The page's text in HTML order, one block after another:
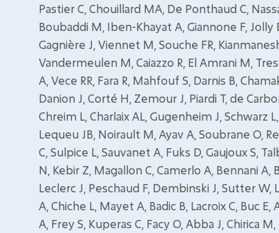
Pastier C, Chouillard MA, De Ponthaud C,
Boubaddi M, Iben-Khayat A, Giannone F, Jolly
Gagnière J, Viennet M, Souche FR,
Vandermeulen M, Caiazzo R, El Amrani M,
A, Vece RR, Fara R, Mahfouf S, Darnis B,
Danion J, Corté H, Zemour J, Piardi T, de
Chreim L, Charlaix AL, Gugenheim J, Schwarz
Lequeu JB, Noirault M, Ayav A, Soubrane O,
C, Sulpice L, Sauvanet A, Fuks D, Gaujoux S,
N, Kebir Z, Magallon C, Camerlo A, Bennani A,
Leclerc J, Peschaud F, Dembinski J, Sutter
A, Chiche L, Mayet A, Badic B, Lacroix C, Buc
A, Frey S, Kuperas C, Facy O, Abba J, Chirica